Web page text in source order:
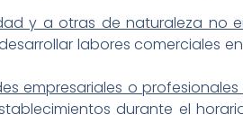
y a otras de naturaleza no
labores comerciales
empresariales o
durante el